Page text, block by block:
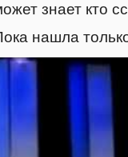
знает кто
нашла